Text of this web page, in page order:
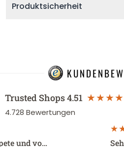
Produktsicherheit
Trusted Shops4.51
4.728 Bewertungen
und vo…